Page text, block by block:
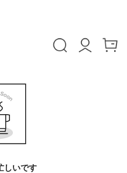
しいです